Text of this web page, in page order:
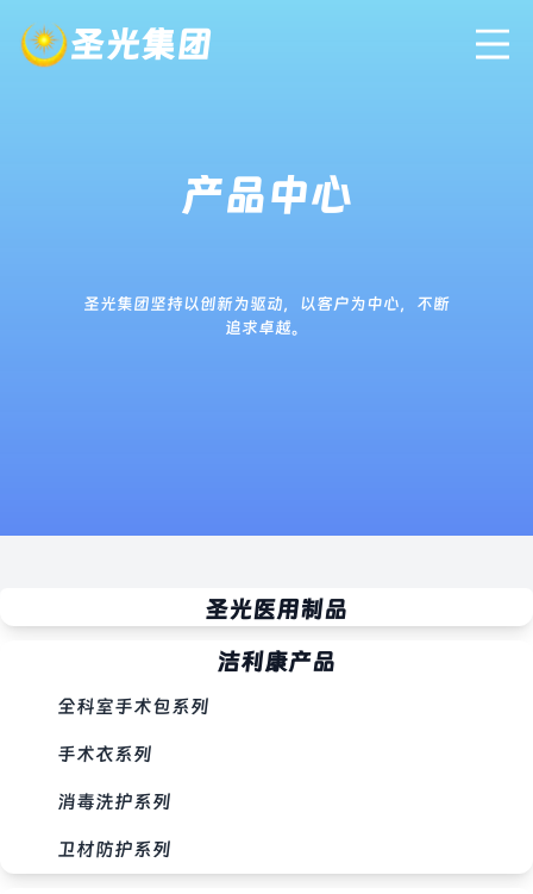
圣光集团
产品中心
圣光集团坚持以创新为驱动，以客户为中心，不断
追求卓越。
圣光医用制品
洁利康产品
全科室手术包系列
手术衣系列
消毒洗护系列
卫材防护系列